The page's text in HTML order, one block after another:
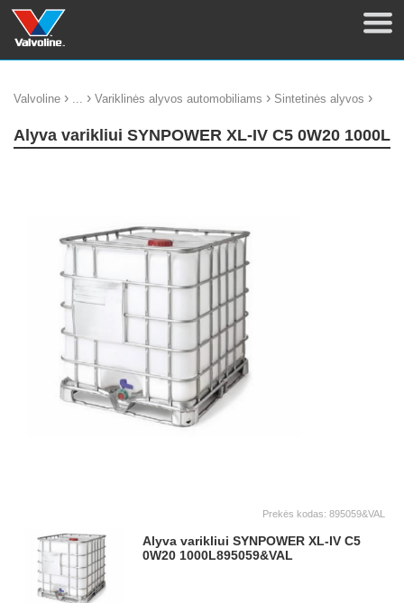
Valvoline › ... › Variklinės alyvos automobiliams › Sintetinės alyvos ›
Alyva varikliui SYNPOWER XL-IV C5 0W20 1000L
Prekės kodas: 895059&VAL
Alyva varikliui SYNPOWER XL-IV C5
0W20 1000L895059&VAL